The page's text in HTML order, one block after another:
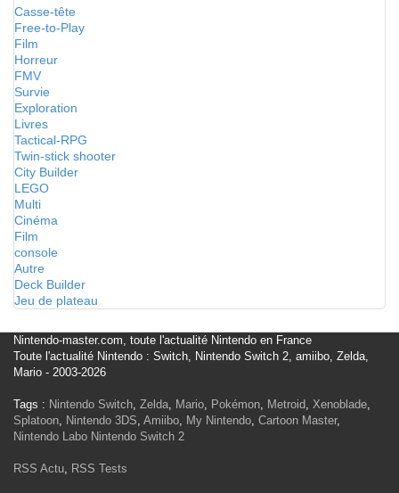
Casse-tête
Free-to-Play
Film
Horreur
FMV
Survie
Exploration
Livres
Tactical-RPG
Twin-stick shooter
City Builder
LEGO
Multi
Cinéma
Film
console
Autre
Deck Builder
Jeu de plateau
Nintendo-master.com, toute l'actualité Nintendo en France
Toute l'actualité Nintendo : Switch, Nintendo Switch 2, amiibo, Zelda,
Mario - 2003-2026
Tags : Nintendo Switch, Zelda, Mario, Pokémon, Metroid, Xenoblade,
Splatoon, Nintendo 3DS, Amiibo, My Nintendo, Cartoon Master,
Nintendo Labo Nintendo Switch 2
RSS Actu, RSS Tests